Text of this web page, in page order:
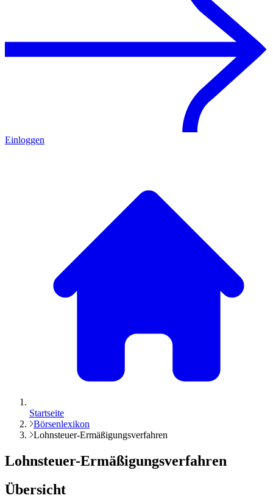
Einloggen
Startseite
Börsenlexikon
Lohnsteuer-Ermäßigungsverfahren
Lohnsteuer-Ermäßigungsverfahren
Übersicht